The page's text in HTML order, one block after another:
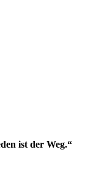
ist der Weg.“